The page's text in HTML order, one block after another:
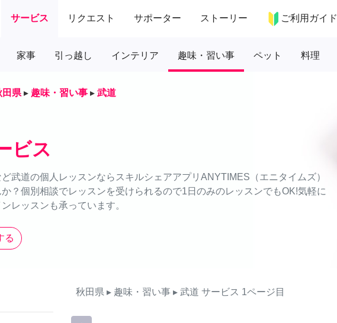
サービス リクエスト サポーター ストーリー ご利用ガイド
家事 引っ越し インテリア 趣味・習い事 ペット 料理
田県 ▸ 趣味・習い事 ▸ 武道
ビス
武道の個人レッスンならスキルシェアアプリANYTIMES（エニタイムズ）
？個別相談でレッスンを受けられるので1日のみのレッスンでもOK!気軽に
レッスンも承っています。
る
秋田県 ▸ 趣味・習い事 ▸ 武道 サービス 1ページ目